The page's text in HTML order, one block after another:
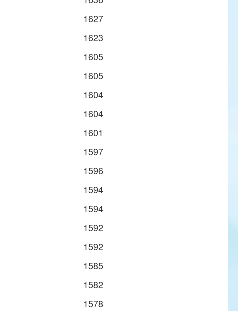
1627
1623
1605
1605
1604
1604
1601
1597
1596
1594
1594
1592
1592
1585
1582
1578